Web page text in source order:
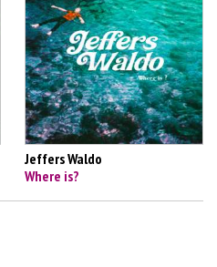
Jeffers Waldo
Where is?